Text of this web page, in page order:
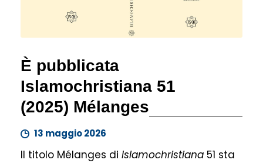
È pubblicata
Islamochristiana 51
(2025) Mélanges
13 maggio 2026
Il titolo Mélanges di Islamochristiana 51 sta